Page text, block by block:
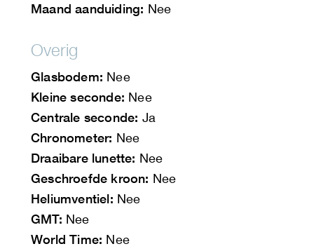
Maand aanduiding: Nee
Overig
Glasbodem: Nee
Kleine seconde: Nee
Centrale seconde: Ja
Chronometer: Nee
Draaibare lunette: Nee
Geschroefde kroon: Nee
Heliumventiel: Nee
GMT: Nee
World Time: Nee